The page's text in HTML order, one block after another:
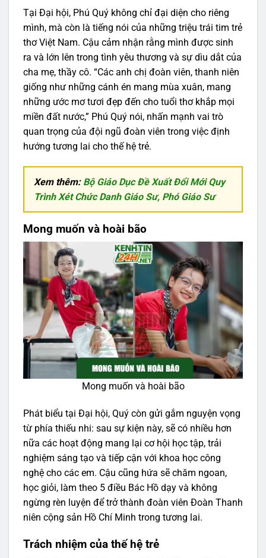
Tại Đại hội, Phú Quý không chỉ đại diện cho riêng
mình, mà còn là tiếng nói của những triệu trái tim trẻ
thơ Việt Nam. Cậu cảm nhận rằng mình được sinh
ra và lớn lên trong tình yêu thương và sự dìu dắt của
cha mẹ, thầy cô. “Các anh chị đoàn viên, thanh niên
giống như những cánh én mang mùa xuân, mang
những ước mơ tươi đẹp đến cho tuổi thơ khắp mọi
miền đất nước,” Phú Quý nói, nhấn mạnh vai trò
quan trọng của đội ngũ đoàn viên trong việc định
hướng tương lai cho thế hệ trẻ.
Xem thêm: Bộ Giáo Dục Đề Xuất Đổi Mới Quy
Trình Xét Chức Danh Giáo Sư, Phó Giáo Sư
Mong muốn và hoài bão
Mong muốn và hoài bão
Phát biểu tại Đại hội, Quý còn gửi gắm nguyện vọng
từ phía thiếu nhi: sau sự kiện này, sẽ có nhiều hơn
nữa các hoạt động mang lại cơ hội học tập, trải
nghiệm sáng tạo và tiếp cận với khoa học công
nghệ cho các em. Cậu cũng hứa sẽ chăm ngoan,
học giỏi, làm theo 5 điều Bác Hồ dạy và không
ngừng rèn luyện để trở thành đoàn viên Đoàn Thanh
niên cộng sản Hồ Chí Minh trong tương lai.
Trách nhiệm của thế hệ trẻ